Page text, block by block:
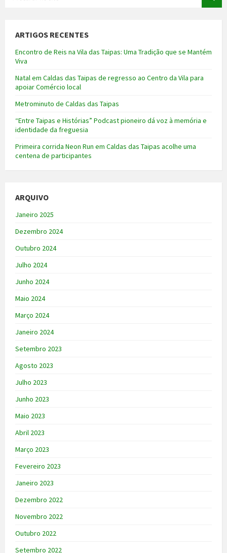
ARTIGOS RECENTES
Encontro de Reis na Vila das Taipas: Uma Tradição que se Mantém
Viva
Natal em Caldas das Taipas de regresso ao Centro da Vila para
apoiar Comércio local
Metrominuto de Caldas das Taipas
“Entre Taipas e Histórias” Podcast pioneiro dá voz à memória e
identidade da freguesia
Primeira corrida Neon Run em Caldas das Taipas acolhe uma
centena de participantes
ARQUIVO
Janeiro 2025
Dezembro 2024
Outubro 2024
Julho 2024
Junho 2024
Maio 2024
Março 2024
Janeiro 2024
Setembro 2023
Agosto 2023
Julho 2023
Junho 2023
Maio 2023
Abril 2023
Março 2023
Fevereiro 2023
Janeiro 2023
Dezembro 2022
Novembro 2022
Outubro 2022
Setembro 2022